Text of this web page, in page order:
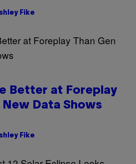
Fike
Better at Foreplay
New Data Shows
Fike